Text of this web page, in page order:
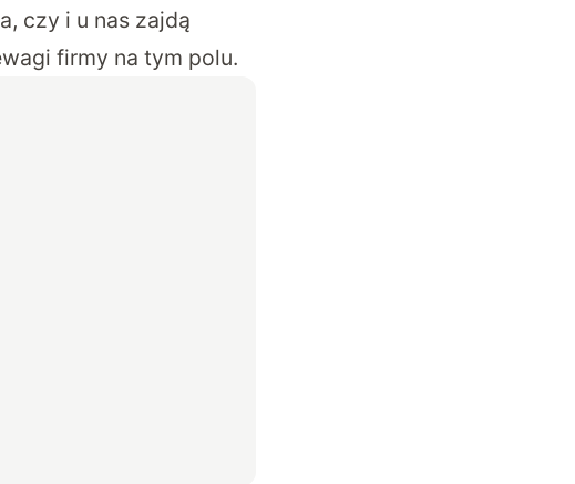
czy i u nas zajdą
firmy na tym polu.